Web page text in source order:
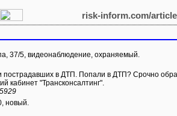
risk-inform.com/
37/5, видеонаблюдение, охраняемый.
в ДТП. Попали в ДТП? Срочно
кабинет "Трансконсалтинг".
новый.